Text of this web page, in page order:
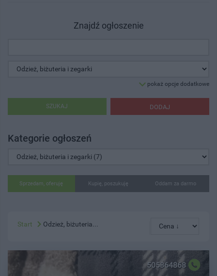
Znajdź ogłoszenie
pokaż opcje dodatkowe
DODAJ
SZUKAJ
Kategorie ogłoszeń
Sprzedam, oferuję Kupię, poszukuję Oddam za darmo
Start Odzież, biżuteria...
505864868